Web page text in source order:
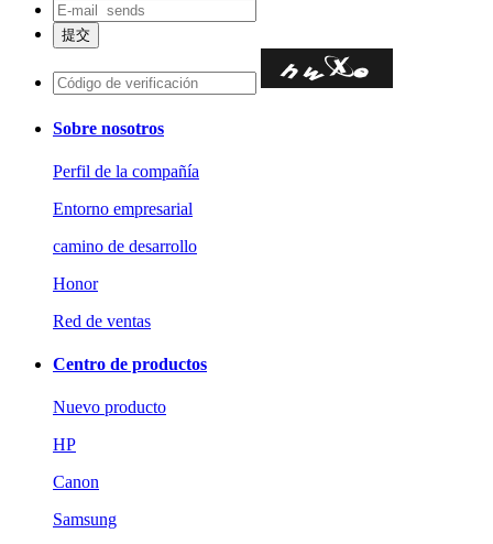
Sobre nosotros
Perfil de la compañía
Entorno empresarial
camino de desarrollo
Honor
Red de ventas
Centro de productos
Nuevo producto
HP
Canon
Samsung